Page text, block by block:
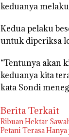
keduanya
Kedua pelaku
untuk diperiksa
“Tentunya akan
keduanya kita
kata Sondi
Berita Terkait
Ribuan Hektar